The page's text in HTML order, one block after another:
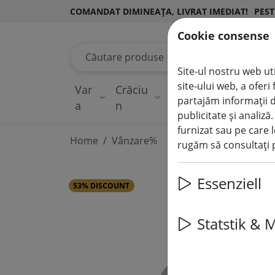
COMANDAT DIMINEAȚA, LIVRAT IMEDIAT!
Var
a
Crăciu
n
Lumini de
zână
Home Vânzare%
53% DISCOUNT
Cookie consense
Site-ul nostru web
site-ului web, a oferi
partajăm informații
publicitate și
furnizat sau pe care
rugăm să
Essenziell
Statstik &